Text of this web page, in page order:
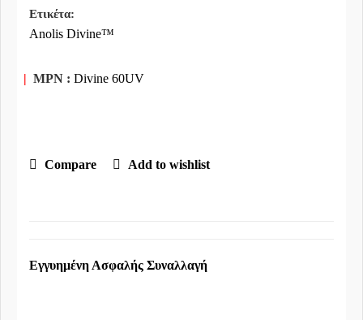
Ετικέτα:
Anolis Divine™
| MPN : Divine 60UV
Compare Add to wishlist
Εγγυημένη Ασφαλής Συναλλαγή